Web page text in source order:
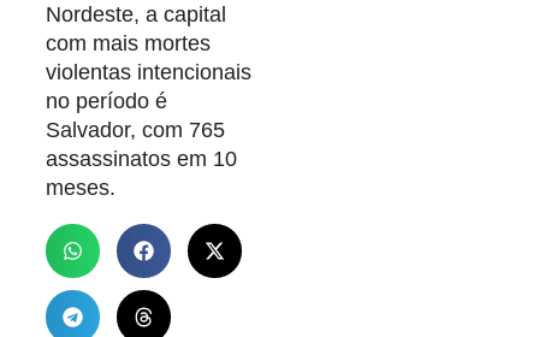
Nordeste, a capital
com mais mortes
violentas intencionais
no período é
Salvador, com 765
assassinatos em 10
meses.